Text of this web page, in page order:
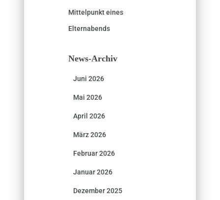
Mittelpunkt eines
Elternabends
News-Archiv
Juni 2026
Mai 2026
April 2026
März 2026
Februar 2026
Januar 2026
Dezember 2025